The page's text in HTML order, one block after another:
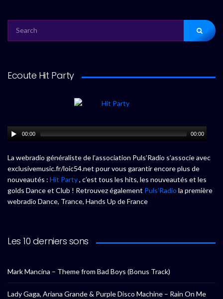
FOR:
Ecoute Hit Party
00:00 00:00
La webradio généraliste de l’association Puls’Radio s’associe avec
exclusivemusic.fr/loic54.net pour vous garantir encore plus de
nouveautés : Hit Party, c’est tous les hits, les nouveautés et les
golds Dance et Club ! Retrouvez également Puls’Radio la première
webradio Dance, Trance, Hands Up de France
Les 10 derniers sons
Mark Mancina – Theme from Bad Boys (Bonus Track)
Lady Gaga, Ariana Grande & Purple Disco Machine – Rain On Me